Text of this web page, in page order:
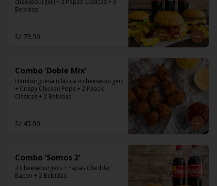
cheeseburger) + 3 Papas Clásicas + 3
Bebidas
S/ 79.90
Combo 'Doble Mix'
Hamburguesa (clásica o cheeseburger)
+ Crispy Chicken Pops + 2 Papas
Clásicas + 2 Bebidas
S/ 45.90
Combo 'Somos 2'
2 Cheeseburgers + Papas Cheddar
Bacon + 2 Bebidas